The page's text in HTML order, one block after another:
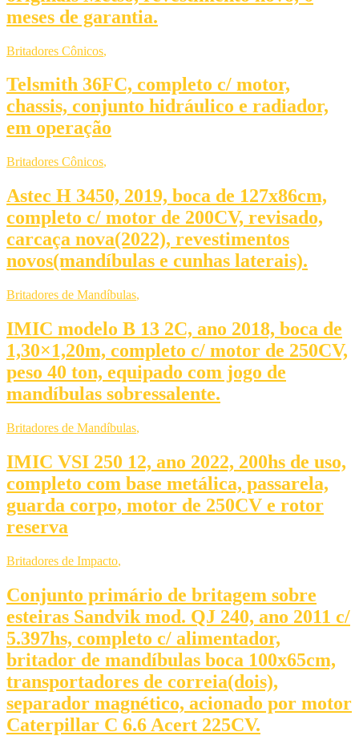
meses de garantia.
Britadores Cônicos,
Telsmith 36FC, completo c/ motor,
chassis, conjunto hidráulico e radiador,
em operação
Britadores Cônicos,
Astec H 3450, 2019, boca de 127x86cm,
completo c/ motor de 200CV, revisado,
carcaça nova(2022), revestimentos
novos(mandíbulas e cunhas laterais).
Britadores de Mandíbulas,
IMIC modelo B 13 2C, ano 2018, boca de
1,30×1,20m, completo c/ motor de 250CV,
peso 40 ton, equipado com jogo de
mandíbulas sobressalente.
Britadores de Mandíbulas,
IMIC VSI 250 12, ano 2022, 200hs de uso,
completo com base metálica, passarela,
guarda corpo, motor de 250CV e rotor
reserva
Britadores de Impacto,
Conjunto primário de britagem sobre
esteiras Sandvik mod. QJ 240, ano 2011 c/
5.397hs, completo c/ alimentador,
britador de mandíbulas boca 100x65cm,
transportadores de correia(dois),
separador magnético, acionado por motor
Caterpillar C 6.6 Acert 225CV.